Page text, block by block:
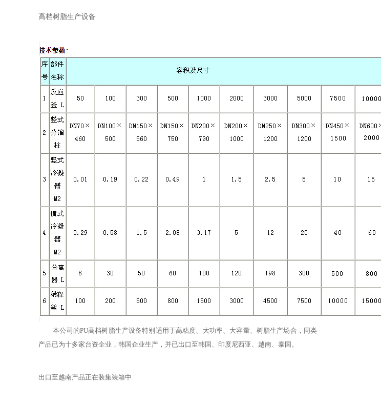
高档树脂生产设备
本公司的PU高档树脂生产设备特别适用于高粘度、大功率、大容量、树脂生产场合，同类
产品已为十多家台资企业，韩国企业生产，并已出口至韩国、印度尼西亚、越南、泰国。
出口至越南产品正在装集装箱中